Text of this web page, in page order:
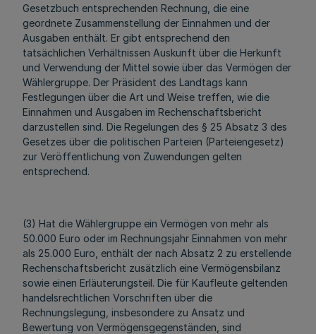
Gesetzbuch entsprechenden Rechnung, die eine
geordnete Zusammenstellung der Einnahmen und der
Ausgaben enthält. Er gibt entsprechend den
tatsächlichen Verhältnissen Auskunft über die Herkunft
und Verwendung der Mittel sowie über das Vermögen der
Wählergruppe. Der Präsident des Landtags kann
Festlegungen über die Art und Weise treffen, wie die
Einnahmen und Ausgaben im Rechenschaftsbericht
darzustellen sind. Die Regelungen des § 25 Absatz 3 des
Gesetzes über die politischen Parteien (Parteiengesetz)
zur Veröffentlichung von Zuwendungen gelten
entsprechend.
(3) Hat die Wählergruppe ein Vermögen von mehr als
50.000 Euro oder im Rechnungsjahr Einnahmen von mehr
als 25.000 Euro, enthält der nach Absatz 2 zu erstellende
Rechenschaftsbericht zusätzlich eine Vermögensbilanz
sowie einen Erläuterungsteil. Die für Kaufleute geltenden
handelsrechtlichen Vorschriften über die
Rechnungslegung, insbesondere zu Ansatz und
Bewertung von Vermögensgegenständen, sind